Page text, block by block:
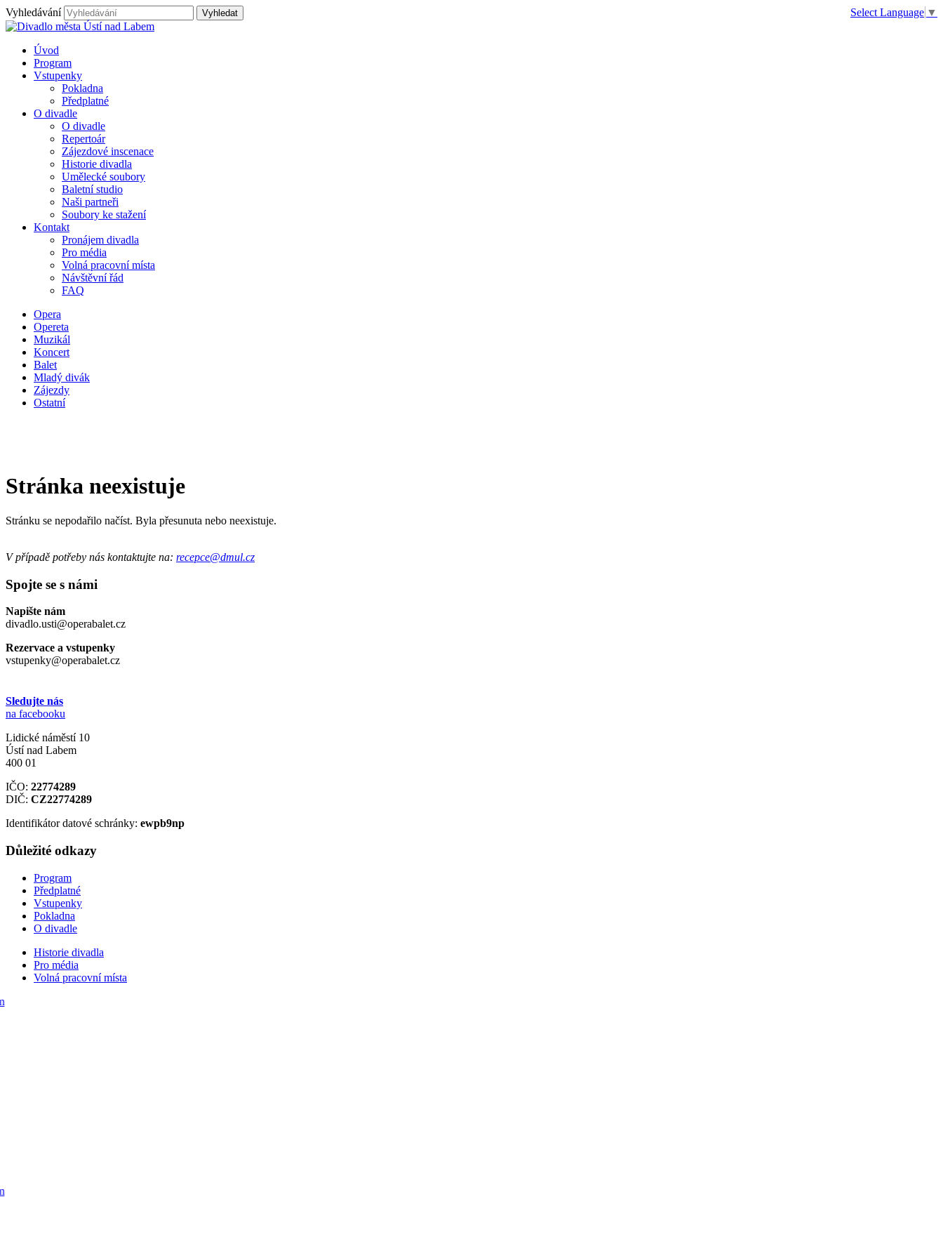
Vyhledávání
Úvod
Program
Vstupenky
Pokladna
Předplatné
O divadle
O divadle
Repertoár
Zájezdové inscenace
Historie divadla
Umělecké soubory
Baletní studio
Naši partneři
Soubory ke stažení
Kontakt
Pronájem divadla
Pro média
Volná pracovní místa
Návštěvní řád
FAQ
Select Language ▼
Opera
Opereta
Muzikál
Koncert
Balet
Mladý divák
Zájezdy
Ostatní
Stránka neexistuje
Stránku se nepodařilo načíst. Byla přesunuta nebo neexistuje.
V případě potřeby nás kontaktujte na: recepce@dmul.cz
Spojte se s námi
Napište nám
divadlo.usti@operabalet.cz
Rezervace a vstupenky
vstupenky@operabalet.cz
Sledujte nás
na facebooku
Lidické náměstí 10
Ústí nad Labem
400 01
IČO: 22774289
DIČ: CZ22774289
Identifikátor datové schránky: ewpb9np
Důležité odkazy
Program
Předplatné
Vstupenky
Pokladna
O divadle
Historie divadla
Pro média
Volná pracovní místa